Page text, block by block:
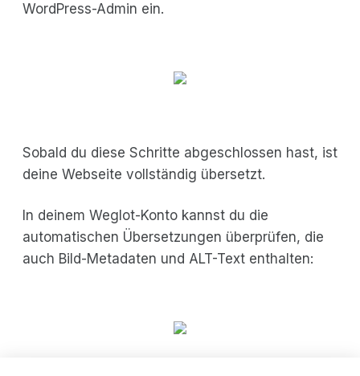
WordPress-Admin ein.
Sobald du diese Schritte abgeschlossen hast, ist
deine Webseite vollständig übersetzt.
In deinem Weglot-Konto kannst du die
automatischen Übersetzungen überprüfen, die
auch Bild-Metadaten und ALT-Text enthalten: